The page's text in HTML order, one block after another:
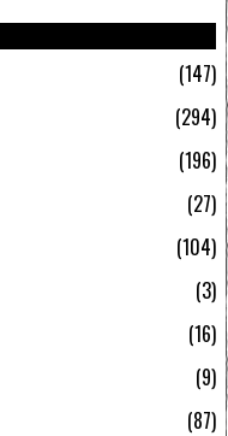
147
294
196
27
104
3
16
9
87